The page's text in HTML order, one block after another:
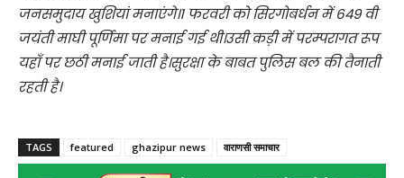
जनसमुदाय खुशियां मनाएंगे।1 फरवरी को सिरगोबर्धन में 649 वी
जयंती माघी पूर्णिमा पर मनाई गई थी।उसी कड़ी में परम्परागत रूप
यहाँ पर छठी मनाई जाती है।सुरक्षा के बाबत पुलिस बल की तैनाती
रहती है।
TAGS featured ghazipur news वाराणसी समाचार